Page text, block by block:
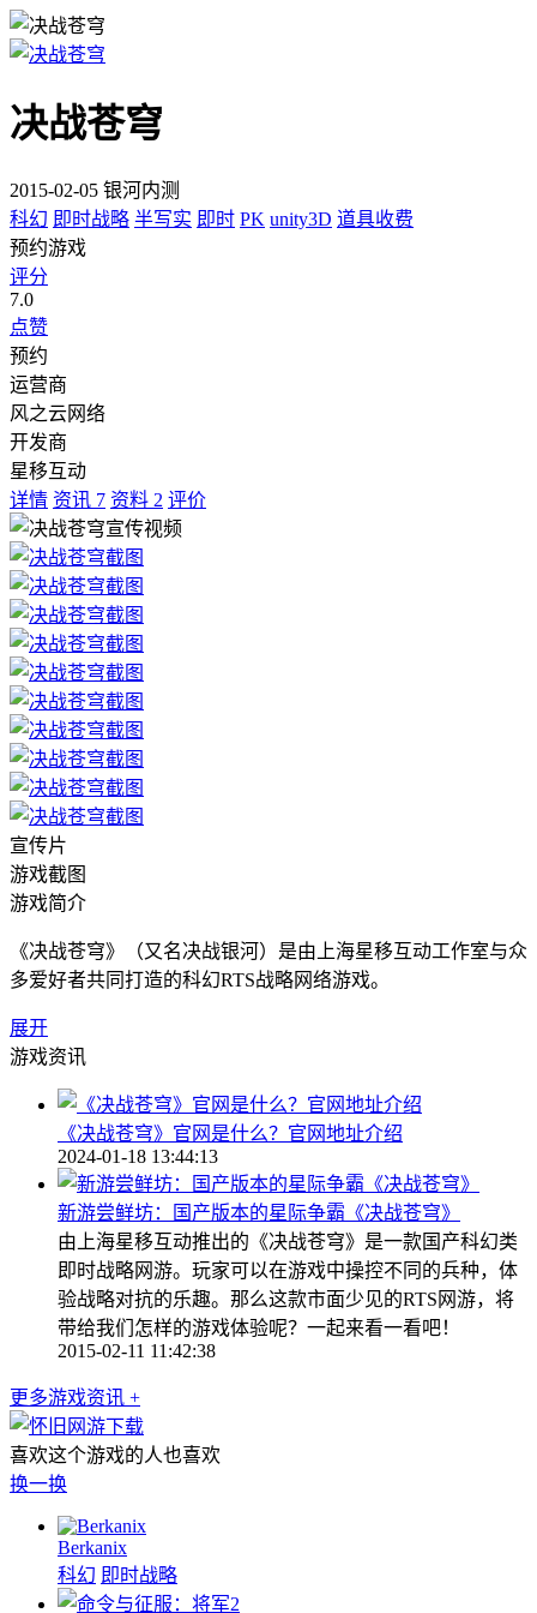
决战苍穹
2015-02-05 银河内测
科幻 即时战略 半写实 即时 PK unity3D 道具收费
预约游戏
评分
7.0
点赞
预约
运营商
风之云网络
开发商
星移互动
详情 资讯 7 资料 2 评价
宣传片
游戏截图
游戏简介
《决战苍穹》（又名决战银河）是由上海星移互动工作室与众
多爱好者共同打造的科幻RTS战略网络游戏。
展开
游戏资讯
《决战苍穹》官网是什么？官网地址介绍
2024-01-18 13:44:13
新游尝鲜坊：国产版本的星际争霸《决战苍穹》
由上海星移互动推出的《决战苍穹》是一款国产科幻类
即时战略网游。玩家可以在游戏中操控不同的兵种，体
验战略对抗的乐趣。那么这款市面少见的RTS网游，将
带给我们怎样的游戏体验呢？一起来看一看吧！
2015-02-11 11:42:38
更多游戏资讯 +
喜欢这个游戏的人也喜欢
换一换
Berkanix
科幻 即时战略